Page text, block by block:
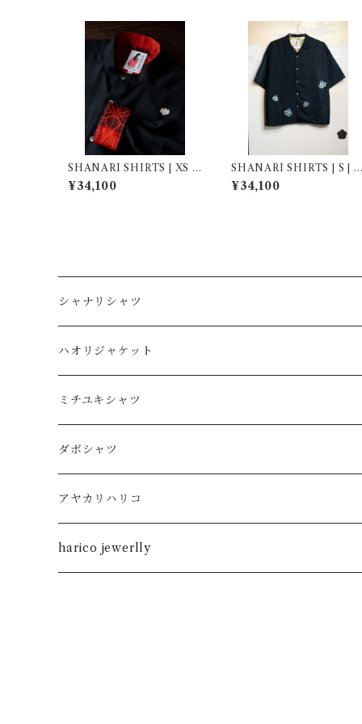
SHANARI SHIRTS | XS |
262037
¥34,100
SHANARI SHIRTS | S | 2
64038
¥34,100
シャナリシャツ
長袖
XL
L
半袖
XL
L
ハオリジャケット
L
M
S
ミチユキシャツ
L
M
S
ダボシャツ
柿渋
XL
暮染
アヤカリハリコ
harico jewerlly